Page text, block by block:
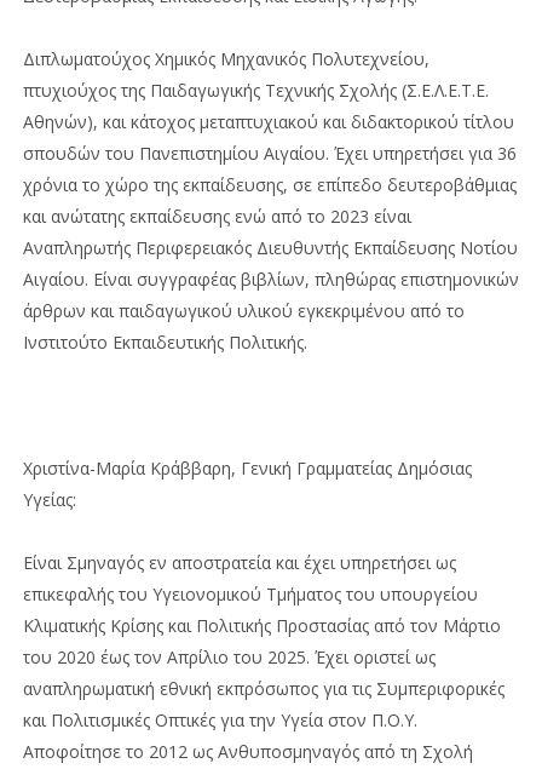
Διπλωματούχος Χημικός Μηχανικός Πολυτεχνείου,
πτυχιούχος της Παιδαγωγικής Τεχνικής Σχολής (Σ.Ε.Λ.Ε.Τ.Ε.
Αθηνών), και κάτοχος μεταπτυχιακού και διδακτορικού τίτλου
σπουδών του Πανεπιστημίου Αιγαίου. Έχει υπηρετήσει για 36
χρόνια το χώρο της εκπαίδευσης, σε επίπεδο δευτεροβάθμιας
και ανώτατης εκπαίδευσης ενώ από το 2023 είναι
Αναπληρωτής Περιφερειακός Διευθυντής Εκπαίδευσης Νοτίου
Αιγαίου. Είναι συγγραφέας βιβλίων, πληθώρας επιστημονικών
άρθρων και παιδαγωγικού υλικού εγκεκριμένου από το
Ινστιτούτο Εκπαιδευτικής Πολιτικής.
Χριστίνα-Μαρία Κράββαρη, Γενική Γραμματείας Δημόσιας
Υγείας:
Είναι Σμηναγός εν αποστρατεία και έχει υπηρετήσει ως
επικεφαλής του Υγειονομικού Τμήματος του υπουργείου
Κλιματικής Κρίσης και Πολιτικής Προστασίας από τον Μάρτιο
του 2020 έως τον Απρίλιο του 2025. Έχει οριστεί ως
αναπληρωματική εθνική εκπρόσωπος για τις Συμπεριφορικές
και Πολιτισμικές Οπτικές για την Υγεία στον Π.Ο.Υ.
Αποφοίτησε το 2012 ως Ανθυποσμηναγός από τη Σχολή